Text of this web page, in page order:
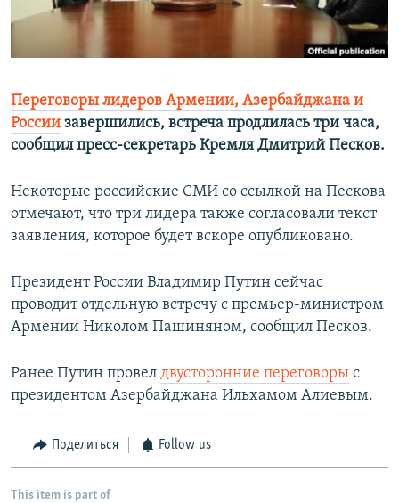
English
Русский
Все сайты Радио Азатутюн
Переговоры лидеров Армении, Азербайджана и
России завершились, встреча продлилась три часа,
сообщил пресс-секретарь Кремля Дмитрий Песков.
Некоторые российские СМИ со ссылкой на Пескова
отмечают, что три лидера также согласовали текст
заявления, которое будет вскоре опубликовано.
Президент России Владимир Путин сейчас
проводит отдельную встречу с премьер-министром
Армении Николом Пашиняном, сообщил Песков.
Ранее Путин провел двусторонние переговоры с
президентом Азербайджана Ильхамом Алиевым.
Поделиться Follow us
This item is part of